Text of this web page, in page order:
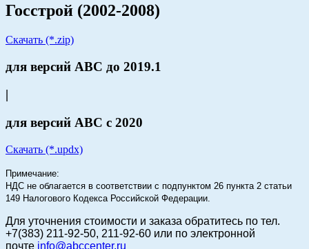
Госстрой (2002-2008)
Скачать (*.zip)
для версий АВС до 2019.1
|
для версий АВС с 2020
Скачать (*.updx)
Примечание:
НДС не облагается в соответствии с подпунктом 26 пункта 2 статьи
149 Налогового Кодекса Российской Федерации.
Для уточнения стоимости и заказа обратитесь по тел.
+7(383) 211-92-50, 211-92-60 или по электронной
почте info@abccenter.ru